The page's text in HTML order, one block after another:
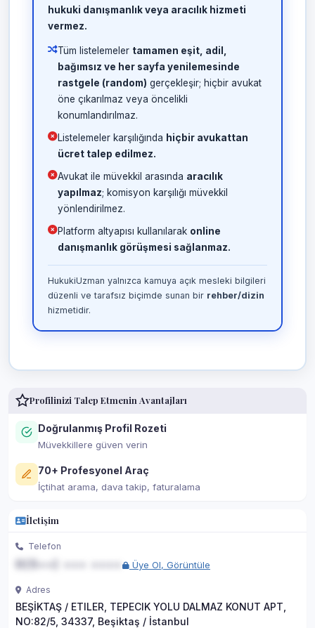
hukuki danışmanlık veya aracılık hizmeti
vermez.
Tüm listelemeler tamamen eşit, adil,
bağımsız ve her sayfa yenilemesinde
rastgele (random) gerçekleşir; hiçbir avukat
öne çıkarılmaz veya öncelikli
konumlandırılmaz.
Listelemeler karşılığında hiçbir avukattan
ücret talep edilmez.
Avukat ile müvekkil arasında aracılık
yapılmaz; komisyon karşılığı müvekkil
yönlendirilmez.
Platform altyapısı kullanılarak online
danışmanlık görüşmesi sağlanmaz.
HukukiUzman yalnızca kamuya açık mesleki bilgileri
düzenli ve tarafsız biçimde sunan bir rehber/dizin
hizmetidir.
Profilinizi Talep Etmenin Avantajları
Doğrulanmış Profil Rozeti
Müvekkillere güven verin
70+ Profesyonel Araç
İçtihat arama, dava takip, faturalama
İletişim
Telefon
Üye Ol, Görüntüle
Adres
BEŞİKTAŞ / ETILER, TEPECIK YOLU DALMAZ KONUT APT,
NO:82/5, 34337, Beşiktaş / İstanbul